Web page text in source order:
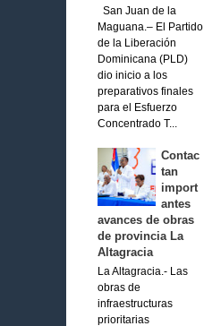
San Juan de la
Maguana.– El Partido
de la Liberación
Dominicana (PLD)
dio inicio a los
preparativos finales
para el Esfuerzo
Concentrado T...
Contac
tan
import
antes
avances de obras
de provincia La
Altagracia
La Altagracia.- Las
obras de
infraestructuras
prioritarias